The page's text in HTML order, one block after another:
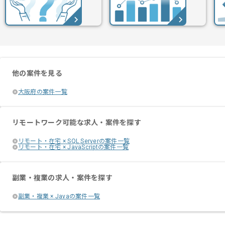
他の案件を見る
大阪府の案件一覧
リモートワーク可能な求人・案件を探す
リモート・在宅 × SQL Serverの案件一覧
リモート・在宅 × JavaScriptの案件一覧
副業・複業の求人・案件を探す
副業・複業 × Javaの案件一覧